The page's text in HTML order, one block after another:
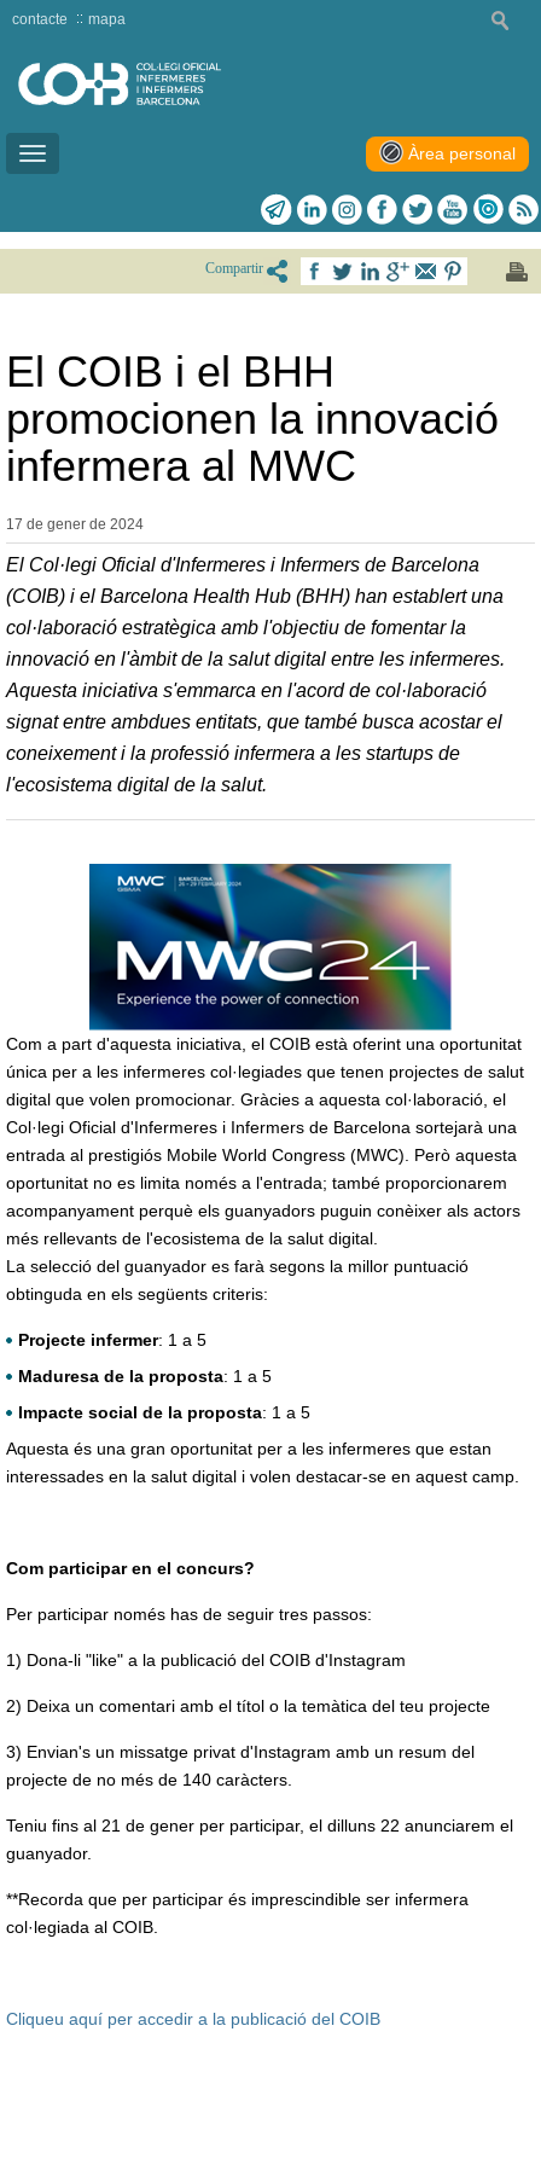
Toggle
contacte mapa
Àrea personal
Compartir
El COIB i el BHH
promocionen la innovació
infermera al MWC
17 de gener de 2024
El Col·legi Oficial d'Infermeres i Infermers de Barcelona
(COIB) i el Barcelona Health Hub (BHH) han establert una
col·laboració estratègica amb l'objectiu de fomentar la
innovació en l'àmbit de la salut digital entre les infermeres.
Aquesta iniciativa s'emmarca en l'acord de col·laboració
signat entre ambdues entitats, que també busca acostar el
coneixement i la professió infermera a les startups de
l'ecosistema digital de la salut.
Com a part d'aquesta iniciativa, el COIB està oferint una oportunitat
única per a les infermeres col·legiades que tenen projectes de salut
digital que volen promocionar. Gràcies a aquesta col·laboració, el
Col·legi Oficial d'Infermeres i Infermers de Barcelona sortejarà una
entrada al prestigiós Mobile World Congress (MWC). Però aquesta
oportunitat no es limita només a l'entrada; també proporcionarem
acompanyament perquè els guanyadors puguin conèixer als actors
més rellevants de l'ecosistema de la salut digital.
La selecció del guanyador es farà segons la millor puntuació
obtinguda en els següents criteris:
Projecte infermer: 1 a 5
Maduresa de la proposta: 1 a 5
Impacte social de la proposta: 1 a 5
Aquesta és una gran oportunitat per a les infermeres que estan
interessades en la salut digital i volen destacar-se en aquest camp.
Com participar en el concurs?
Per participar només has de seguir tres passos:
1) Dona-li "like" a la publicació del COIB d'Instagram
2) Deixa un comentari amb el títol o la temàtica del teu projecte
3) Envian's un missatge privat d'Instagram amb un resum del
projecte de no més de 140 caràcters.
Teniu fins al 21 de gener per participar, el dilluns 22 anunciarem el
guanyador.
**Recorda que per participar és imprescindible ser infermera
col·legiada al COIB.
Cliqueu aquí per accedir a la publicació del COIB